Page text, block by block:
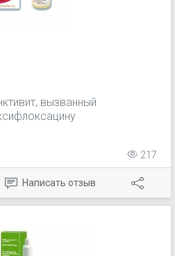
вызванный
217
Написать отзыв